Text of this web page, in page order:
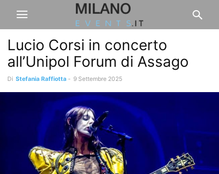
Lucio Corsi in concerto
all’Unipol Forum di Assago
Di Stefania Raffiotta - 9 Settembre 2025